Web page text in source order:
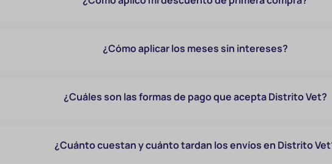
¿Cómo aplicar los meses sin intereses?
¿Cuáles son las formas de pago que acepta Distrito Vet?
¿Cuánto cuestan y cuánto tardan los envíos en Distrito